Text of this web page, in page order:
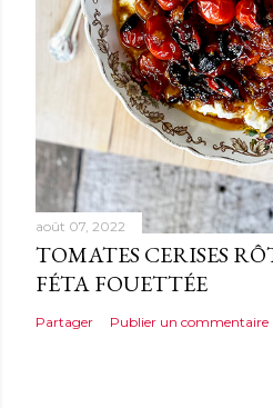
août 07, 2022
TOMATES CERISES
FÉTA FOUETTÉE
Partager Publier un commentaire